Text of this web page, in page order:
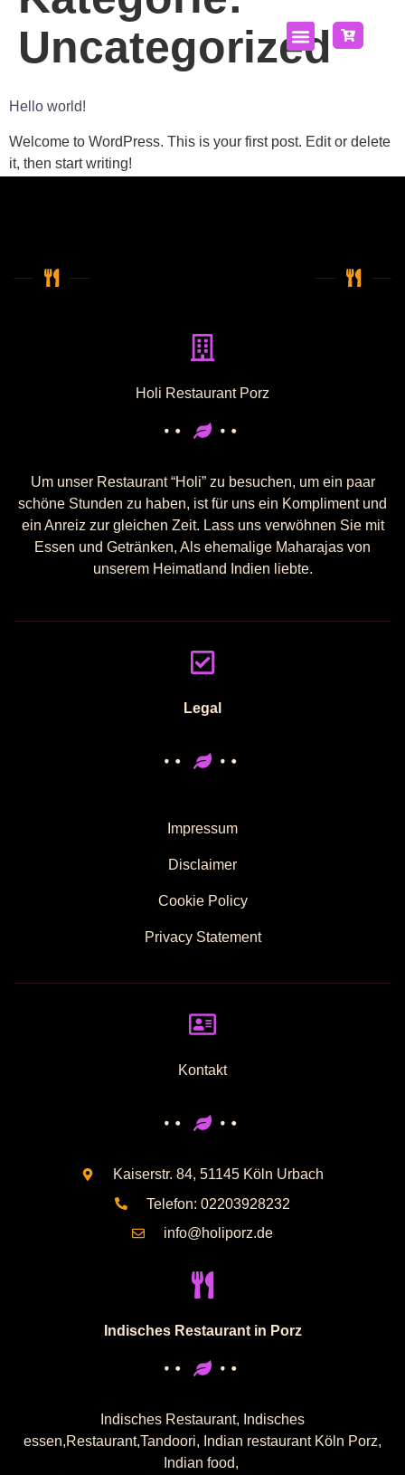
Uncategorized
Hello world!
Welcome to WordPress. This is your first post. Edit or delete
it, then start writing!
Holi Restaurant Porz
Um unser Restaurant “Holi” zu besuchen, um ein paar
schöne Stunden zu haben, ist für uns ein Kompliment und
ein Anreiz zur gleichen Zeit. Lass uns verwöhnen Sie mit
Essen und Getränken, Als ehemalige Maharajas von
unserem Heimatland Indien liebte.
Legal
Impressum
Disclaimer
Cookie Policy
Privacy Statement
Kontakt
Kaiserstr. 84, 51145 Köln Urbach
Telefon: 02203928232
info@holiporz.de
Indisches Restaurant in Porz
Indisches Restaurant, Indisches
essen,Restaurant,Tandoori, Indian restaurant Köln Porz,
Indian food,